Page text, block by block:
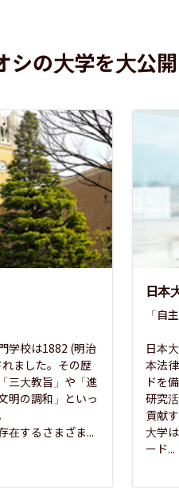
シの大学を大公開
学校は1882 (明治
ました。その歴
三大教旨」や「進
明の調和」といっ
在するさまざま...
日本
「自
日本
本法
ドを
研究
貢献
大学
ード...